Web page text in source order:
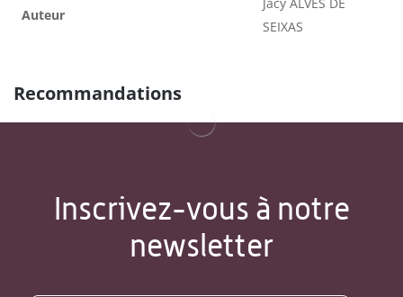
Auteur
SEIXAS
Recommandations
Inscrivez-vous à notre
newsletter